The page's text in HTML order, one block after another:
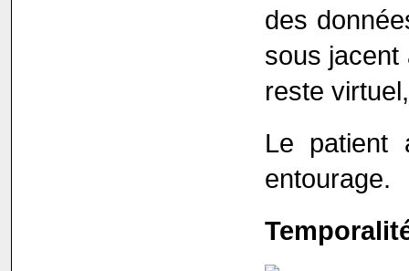
des
sous jacent
reste
Le patient
entourage.